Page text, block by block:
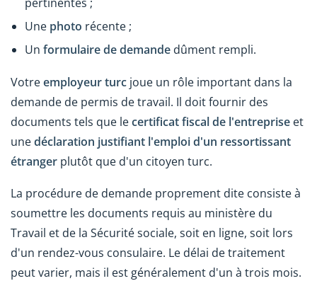
Une photo récente ;
Un formulaire de demande dûment rempli.
Votreemployeur turc joue un rôle important dans la
demande de permis de travail. Il doit fournir des
documents tels que lecertificat fiscal de l'entreprise et
unedéclaration justifiant l'emploi d'un ressortissant
étranger plutôt que d'un citoyen turc.
La procédure de demande proprement dite consiste à
soumettre les documents requis au ministère du
Travail et de la Sécurité sociale, soit en ligne, soit lors
d'un rendez-vous consulaire. Le délai de traitement
peut varier, mais il est généralement d'un à trois mois.